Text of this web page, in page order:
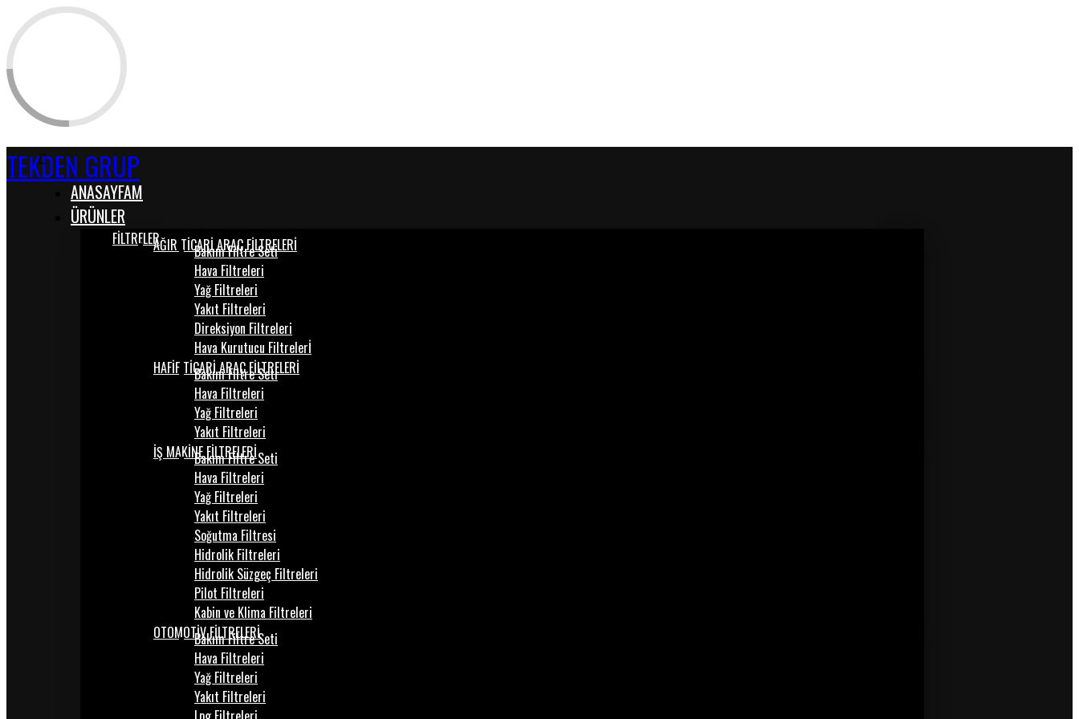
TEKDEN GRUP
ANASAYFAM
ÜRÜNLER
FİLTRELERAĞIR TİCARİ ARAÇ FİLTRELERİ
Bakım Filtre Seti
Hava Filtreleri
Yağ Filtreleri
Yakıt Filtreleri
Direksiyon Filtreleri
Hava Kurutucu Filtrelerİ
HAFİF TİCARİ ARAÇ FİLTRELERİ
Bakım Filtre Seti
Hava Filtreleri
Yağ Filtreleri
Yakıt Filtreleri
İŞ MAKİNE FİLTRELERİ
Bakım Filtre Seti
Hava Filtreleri
Yağ Filtreleri
Yakıt Filtreleri
Soğutma Filtresi
Hidrolik Filtreleri
Hidrolik Süzgeç Filtreleri
Pilot Filtreleri
Kabin ve Klima Filtreleri
OTOMOTİV FİLTRELERİ
Bakım Filtre Seti
Hava Filtreleri
Yağ Filtreleri
Yakıt Filtreleri